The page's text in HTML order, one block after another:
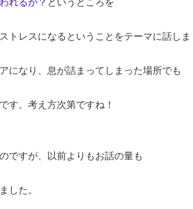
トレスになるということをテーマに話しま
になり、息が詰まってしまった場所でも
す。考え方次第ですね！
ですが、以前よりもお話の量も
した。